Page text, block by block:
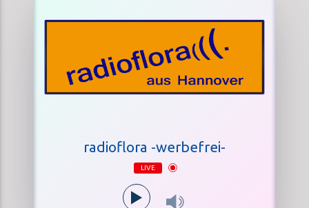
radioflora -werbefrei-
LIVE